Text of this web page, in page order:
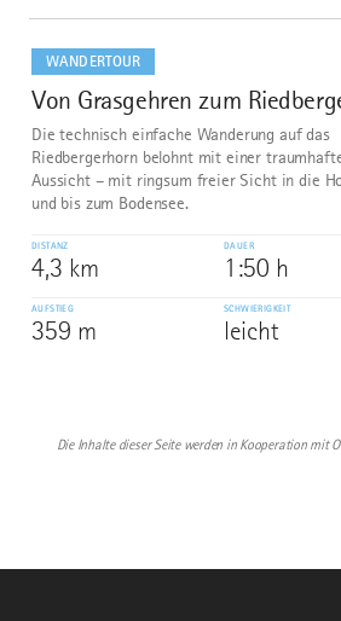
WANDERTOUR
10
Von Grasgehren zum
Die technisch einfache Wanderung auf das
Riedbergerhorn belohnt mit einer
Aussicht – mit ringsum freier Sicht in die
und bis zum Bodensee.
DISTANZ
4,3 km
DAUER
1:50 h
AUFSTIEG
359 m
SCHWIERIGKEIT
leicht
dazu
Die Inhalte dieser Seite werden in Kooperation mit